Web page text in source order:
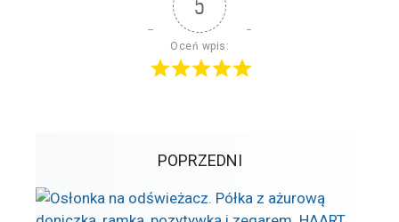
5
Oceń wpis:
POPRZEDNI